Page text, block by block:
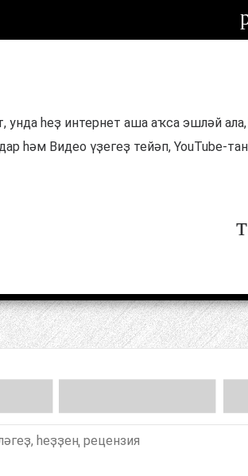
унда һеҙ интернет аша аҡса эшләй
һәм Видео үҙегеҙ тейәп, YouTube-